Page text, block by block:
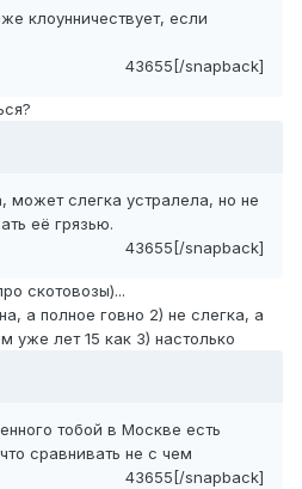
клоунничествует, если
43655[/snapback]
может слегка устралела, но не
её грязью.
43655[/snapback]
скотовозы)...
а полное говно 2) не слегка, а
лет 15 как 3) настолько
тобой в Москве есть
сравнивать не с чем
43655[/snapback]